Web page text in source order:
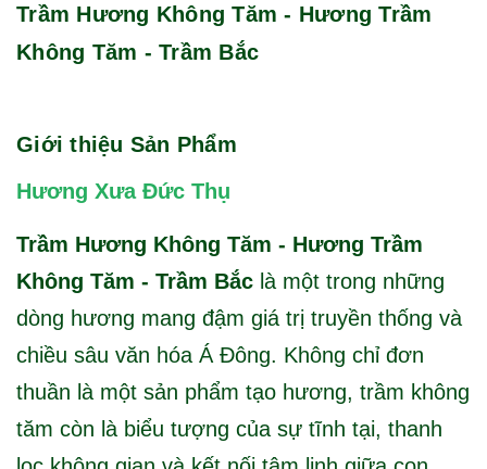
Trầm Hương Không Tăm - Hương Trầm
Không Tăm - Trầm Bắc
Giới thiệu Sản Phẩm
Hương Xưa Đức Thụ
Trầm Hương Không Tăm - Hương Trầm
Không Tăm - Trầm Bắc là một trong những
dòng hương mang đậm giá trị truyền thống và
chiều sâu văn hóa Á Đông. Không chỉ đơn
thuần là một sản phẩm tạo hương, trầm không
tăm còn là biểu tượng của sự tĩnh tại, thanh